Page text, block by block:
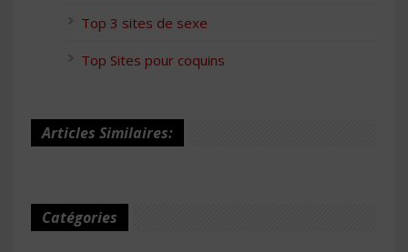
Top 3 sites de sexe
Top Sites pour coquins
Articles Similaires:
Catégories